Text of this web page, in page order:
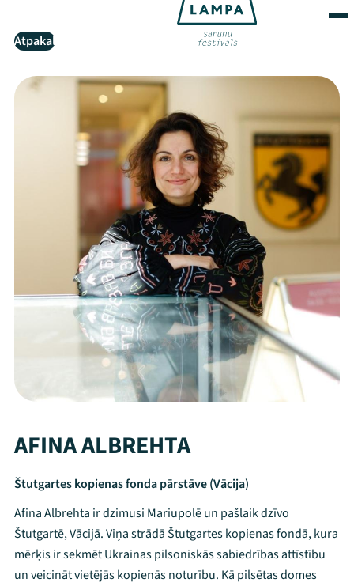
Atpakaļ
AFINA ALBREHTA
Štutgartes kopienas fonda pārstāve (Vācija)
Afina Albrehta ir dzimusi Mariupolē un pašlaik dzīvo
Štutgartē, Vācijā. Viņa strādā Štutgartes kopienas fondā, kura
mērķis ir sekmēt Ukrainas pilsoniskās sabiedrības attīstību
un veicināt vietējās kopienās noturību. Kā pilsētas domes